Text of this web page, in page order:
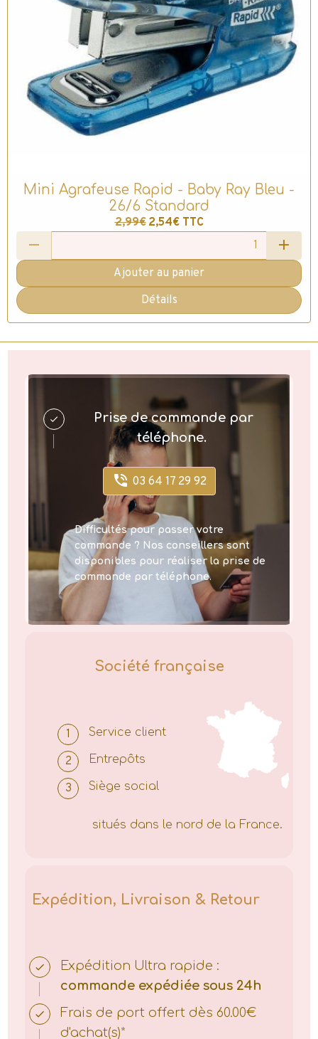
Mini Agrafeuse Rapid - Baby Ray Bleu -
26/6 Standard
2,99€ 2,54€ TTC
Ajouter au panier
Détails
Prise de commande par
téléphone.
03 64 17 29 92
Difficultés pour passer votre
commande ? Nos conseillers sont
disponibles pour réaliser la prise de
commande par téléphone.
Société française
Service client
Entrepôts
Siège social
situés dans le nord de la France.
Expédition, Livraison & Retour
Expédition Ultra rapide :
commande expédiée sous 24h
Frais de port offert dès 60.00€
d'achat(s)*